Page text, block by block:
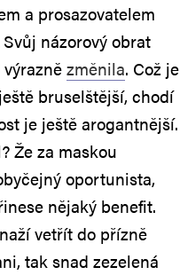
a prosazovatelem
názorový obrat
změnila. Což je
bruselštější, chodí
je ještě arogantnější.
Že za maskou
oportunista,
nějaký benefit.
vetřít do přízně
tak snad zezelená